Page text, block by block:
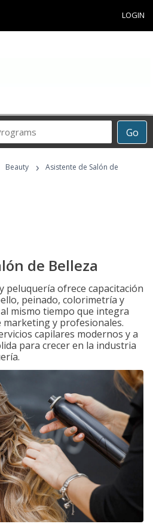
LOGIN
Go
Career
Programs
Beauty ›
Asistente de Salón de
de Belleza
peluquería ofrece capacitación
peinado, colorimetría y
mismo tiempo que integra
marketing y profesionales.
capilares modernos y a
para crecer en la industria